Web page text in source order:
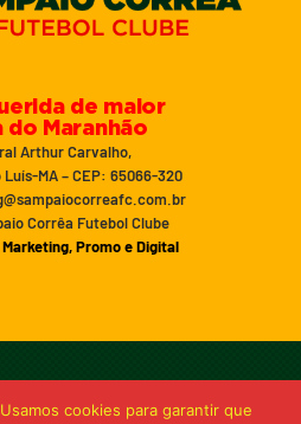
de maior
Maranhão
Arthur Carvalho,
Luís-MA – CEP: 65066-320
Corrêa Futebol Clube
Marketing, Promo e Digital
cookies para garantir que